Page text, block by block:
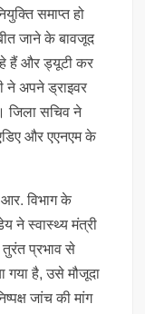
समाप्त हो
जाने के बावजूद
हैं और ड्यूटी कर
ने अपने ड्राइवर
जिला सचिव ने
और एएनएम के
आर. विभाग के
ने स्वास्थ्य मंत्री
प्रभाव से
गया है, उसे मौजूदा
जांच की मांग